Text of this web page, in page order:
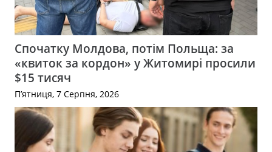
Спочатку Молдова, потім Польща: за
«квиток за кордон» у Житомирі просили
$15 тисяч
П’ятниця, 7 Серпня, 2026